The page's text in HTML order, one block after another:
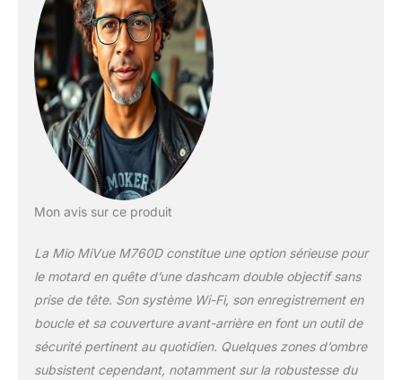
Mon avis sur ce produit
La Mio MiVue M760D constitue une option sérieuse pour
le motard en quête d’une dashcam double objectif sans
prise de tête. Son système Wi-Fi, son enregistrement en
boucle et sa couverture avant-arrière en font un outil de
sécurité pertinent au quotidien. Quelques zones d’ombre
subsistent cependant, notamment sur la robustesse du